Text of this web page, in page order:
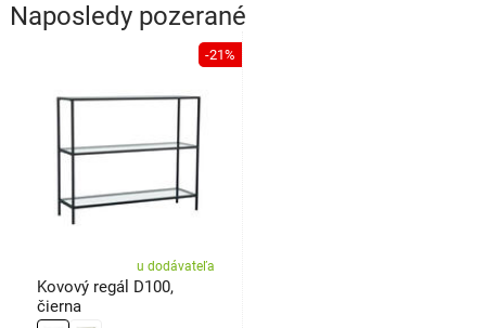
Naposledy pozerané
-21%
u dodávateľa
Kovový regál D100,
čierna